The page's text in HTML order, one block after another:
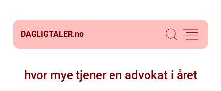
DAGLIGTALER.no
hvor mye tjener en advokat i året